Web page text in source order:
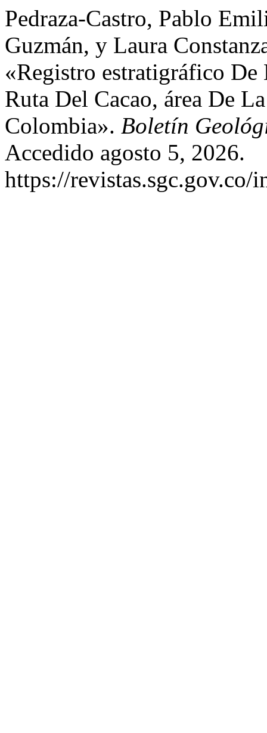
Pedraza-Castro, Pablo
Guzmán, y Laura
«Registro estratigráfico
Ruta Del Cacao, área De
Colombia». Boletín
Accedido agosto 5, 2026.
https://